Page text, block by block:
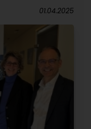
01.04.2025